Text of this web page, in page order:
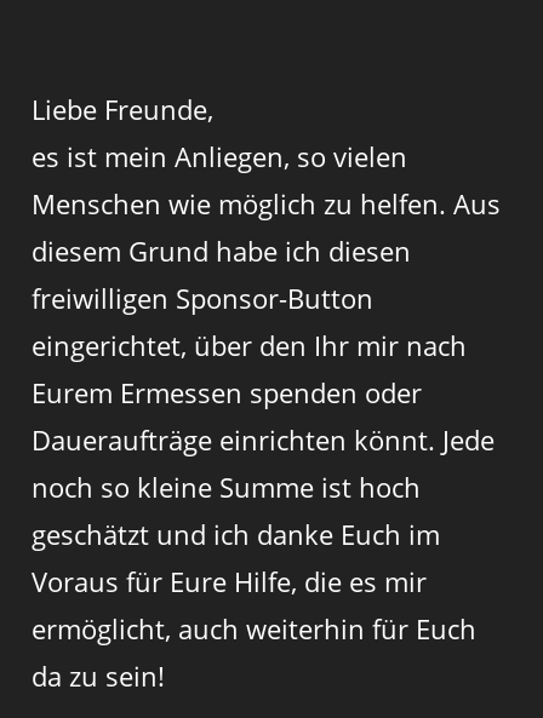
Liebe Freunde,
es ist mein Anliegen, so vielen
Menschen wie möglich zu helfen. Aus
diesem Grund habe ich diesen
freiwilligen Sponsor-Button
eingerichtet, über den Ihr mir nach
Eurem Ermessen spenden oder
Daueraufträge einrichten könnt. Jede
noch so kleine Summe ist hoch
geschätzt und ich danke Euch im
Voraus für Eure Hilfe, die es mir
ermöglicht, auch weiterhin für Euch
da zu sein!